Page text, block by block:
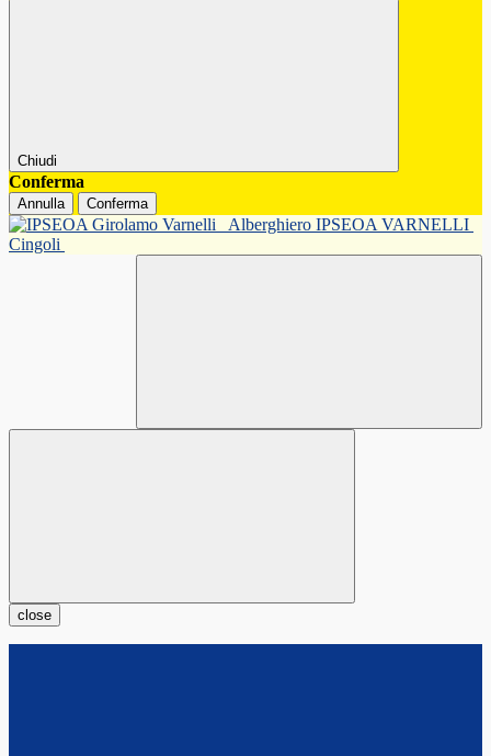
Chiudi
Conferma
Annulla Conferma
Alberghiero IPSEOA VARNELLI
Cingoli
close